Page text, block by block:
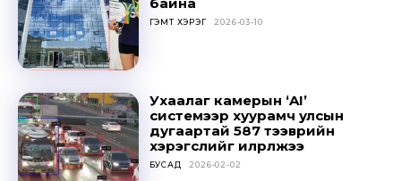
Don't miss
ГЭМТ ХЭРЭГ 2026-03-10
Ухаалаг камерын ‘AI’
системээр хуурамч улсын
дугаартай 587 тээврийн
хэрэгслийг илрүүлжээ
БУСАД 2026-02-02